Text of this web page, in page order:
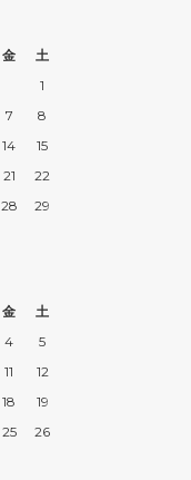
金
土
1
7
8
14
15
21
22
28
29
金
土
4
5
11
12
18
19
25
26